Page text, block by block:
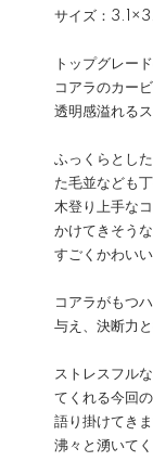
サイズ：
トップグレー
コアラのカー
透明感溢れる
ふっくらとし
た毛並なども
木登り上手な
かけてきそう
すごくかわいい
コアラがもつ
与え、決断力
ストレスフル
てくれる今回
語り掛けてきま
沸々と湧いて